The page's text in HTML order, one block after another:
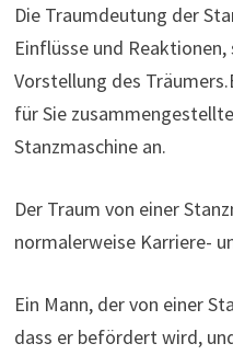
Die Traumdeutung der
Einflüsse und
Vorstellung des
für Sie
Stanzmaschine an.
Der Traum von einer
normalerweise Karriere-
Ein Mann, der von einer
dass er befördert wird,